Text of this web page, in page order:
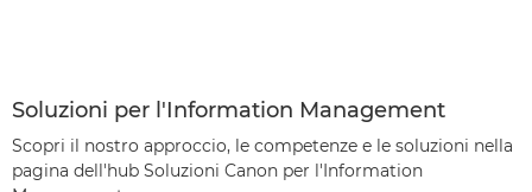
Soluzioni per l'Information Management
Scopri il nostro approccio, le competenze e le soluzioni nella
pagina dell'hub Soluzioni Canon per l'Information